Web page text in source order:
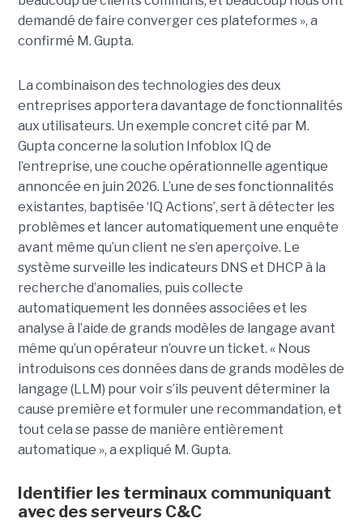
demandé de faire converger ces plateformes », a
confirmé M. Gupta.
La combinaison des technologies des deux
entreprises apportera davantage de fonctionnalités
aux utilisateurs. Un exemple concret cité par M.
Gupta concerne la solution Infoblox IQ de
l’entreprise, une couche opérationnelle agentique
annoncée en juin 2026. L’une de ses fonctionnalités
existantes, baptisée ‘IQ Actions’, sert à détecter les
problèmes et lancer automatiquement une enquête
avant même qu’un client ne s’en aperçoive. Le
système surveille les indicateurs DNS et DHCP à la
recherche d’anomalies, puis collecte
automatiquement les données associées et les
analyse à l’aide de grands modèles de langage avant
même qu’un opérateur n’ouvre un ticket. « Nous
introduisons ces données dans de grands modèles de
langage (LLM) pour voir s’ils peuvent déterminer la
cause première et formuler une recommandation, et
tout cela se passe de manière entièrement
automatique », a expliqué M. Gupta.
Identifier les terminaux communiquant
avec des serveurs C&C